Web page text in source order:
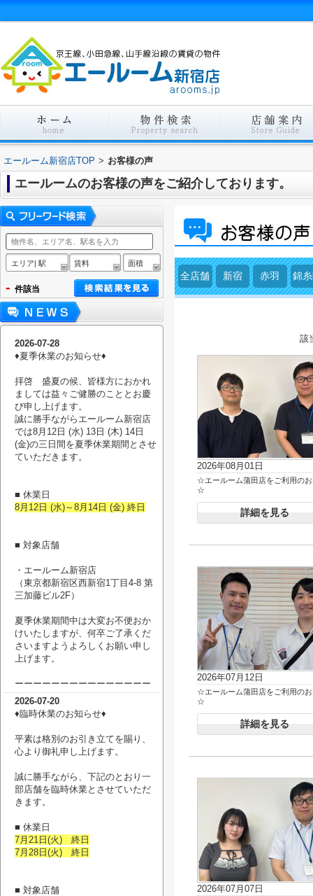
エールーム新宿店TOP > お客様の声
エールームのお客様の声をご紹介しております。
全店舗 新宿 赤羽 錦
該
2026年08月01日
☆エールーム蒲田店をご利用の
☆
詳細を見る
2026年07月12日
☆エールーム蒲田店をご利用の
☆
詳細を見る
2026年07月07日
エリア| 駅 賃料 面積
- 件該当
2026-07-28
♦︎夏季休業のお知らせ♦︎
拝啓 盛夏の候、皆様方におかれ
ましては益々ご健勝のこととお慶
び申し上げます。
誠に勝手ながらエールーム新宿店
では8月12日 (水) 13日 (木) 14日
(金)の三日間を夏季休業期間とさせ
ていただきます。
■ 休業日
8月12日 (水)～8月14日 (金) 終日
■ 対象店舗
・エールーム新宿店
（東京都新宿区西新宿1丁目4-8 第
三加藤ビル2F）
夏季休業期間中は大変お不便おか
けいたしますが、何卒ご了承くだ
さいますようよろしくお願い申し
上げます。
ーーーーーーーーーーーーーーー
2026-07-20
♦臨時休業のお知らせ♦
平素は格別のお引き立てを賜り、
心より御礼申し上げます。
誠に勝手ながら、下記のとおり一
部店舗を臨時休業とさせていただ
きます。
■ 休業日
7月21日(火) 終日
7月28日(火) 終日
■ 対象店舗